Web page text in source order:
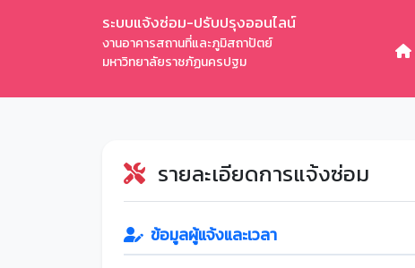
ระบบแจ้งซ่อม-ปรับปรุงออนไลน์
งานอาคารสถานที่และภูมิสถาปัตย์
มหาวิทยาลัยราชภัฏนครปฐม
รายละเอียดการแจ้งซ่อม
ข้อมูลผู้แจ้งและเวลา